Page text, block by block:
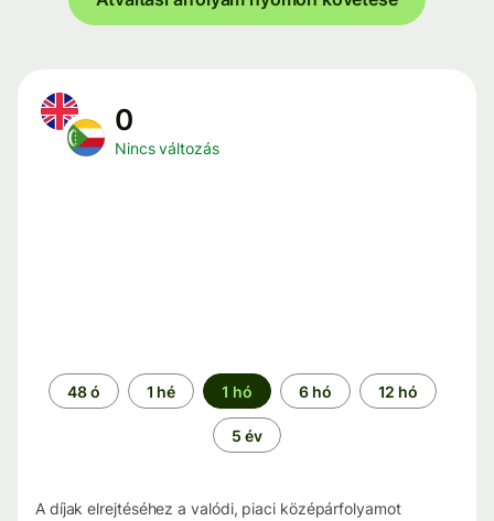
0
Nincs változás
Időszak
48 ó 1 hé 1 hó 6 hó 12 hó
5 év
A díjak elrejtéséhez a valódi, piaci középárfolyamot